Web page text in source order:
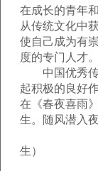
在成长的青年
从传统文化中
使自己成为有
度的专门人才。
中国优秀传
起积极的良好
在《春夜喜雨
生。随风潜入
（题
生）